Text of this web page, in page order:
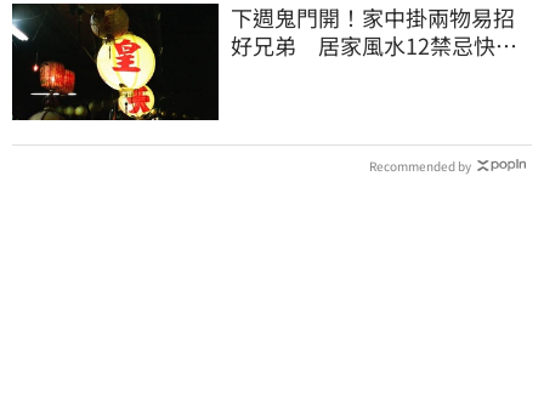
下週鬼門開！家中掛兩物易招
好兄弟 居家風水12禁忌快檢
Recommended by